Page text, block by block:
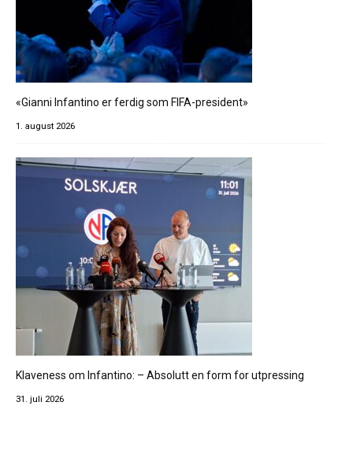
«Gianni Infantino er ferdig som FIFA-president»
1. august 2026
Klaveness om Infantino: – Absolutt en form for utpressing
31. juli 2026